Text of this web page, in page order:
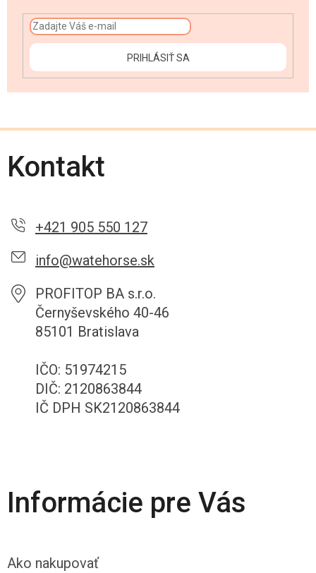
PRIHLÁSIŤ SA
Kontakt
+421 905 550 127
info@watehorse.sk
PROFITOP BA s.r.o.
Černyševského 40-46
85101 Bratislava
IČO: 51974215
DIČ: 2120863844
IČ DPH SK2120863844
Informácie pre Vás
Ako nakupovať